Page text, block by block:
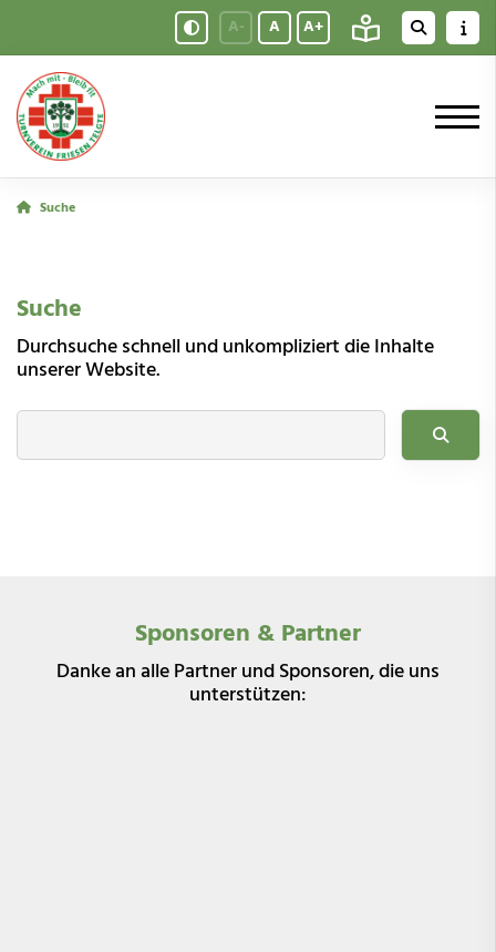
A- A A+
Suche
Suche
Durchsuche schnell und unkompliziert die Inhalte
unserer Website.
Ich suche nach ...
Sponsoren & Partner
Danke an alle Partner und Sponsoren, die uns
unterstützen: